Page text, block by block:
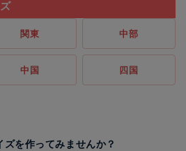
関東 中部
中国 四国
ズを作ってみませんか？